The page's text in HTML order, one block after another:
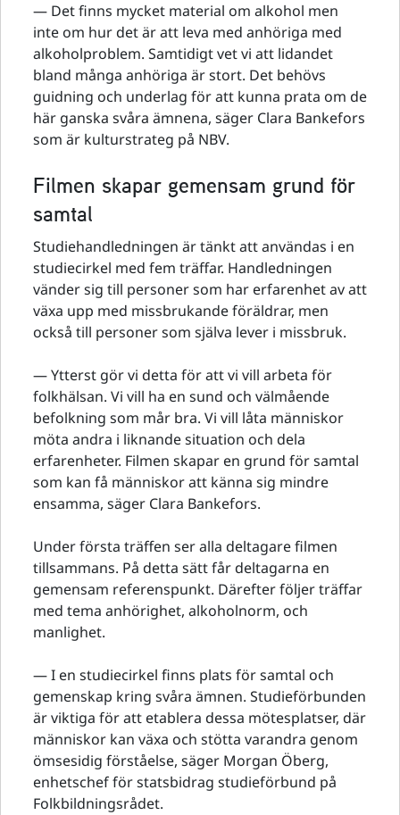
— Det finns mycket material om alkohol men
inte om hur det är att leva med anhöriga med
alkoholproblem. Samtidigt vet vi att lidandet
bland många anhöriga är stort. Det behövs
guidning och underlag för att kunna prata om de
här ganska svåra ämnena, säger Clara Bankefors
som är kulturstrateg på NBV.
Filmen skapar gemensam grund för
samtal
Studiehandledningen är tänkt att användas i en
studiecirkel med fem träffar. Handledningen
vänder sig till personer som har erfarenhet av att
växa upp med missbrukande föräldrar, men
också till personer som själva lever i missbruk.
— Ytterst gör vi detta för att vi vill arbeta för
folkhälsan. Vi vill ha en sund och välmående
befolkning som mår bra. Vi vill låta människor
möta andra i liknande situation och dela
erfarenheter. Filmen skapar en grund för samtal
som kan få människor att känna sig mindre
ensamma, säger Clara Bankefors.
Under första träffen ser alla deltagare filmen
tillsammans. På detta sätt får deltagarna en
gemensam referenspunkt. Därefter följer träffar
med tema anhörighet, alkoholnorm, och
manlighet.
— I en studiecirkel finns plats för samtal och
gemenskap kring svåra ämnen. Studieförbunden
är viktiga för att etablera dessa mötesplatser, där
människor kan växa och stötta varandra genom
ömsesidig förståelse, säger Morgan Öberg,
enhetschef för statsbidrag studieförbund på
Folkbildningsrådet.